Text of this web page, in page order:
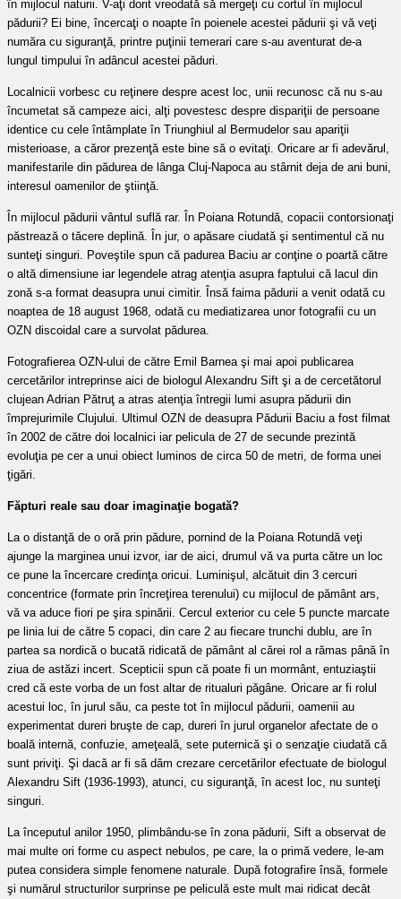
în mijlocul naturii. V-aţi dorit vreodată să mergeţi cu cortul în mijlocul
pădurii? Ei bine, încercaţi o noapte în poienele acestei pădurii şi vă veţi
număra cu siguranţă, printre puţinii temerari care s-au aventurat de-a
lungul timpului în adâncul acestei păduri.
Localnicii vorbesc cu reţinere despre acest loc, unii recunosc că nu s-au
încumetat să campeze aici, alţi povestesc despre dispariţii de persoane
identice cu cele întâmplate în Triunghiul al Bermudelor sau apariţii
misterioase, a căror prezenţă este bine să o evitaţi. Oricare ar fi adevărul,
manifestarile din pădurea de lânga Cluj-Napoca au stârnit deja de ani buni,
interesul oamenilor de ştiinţă.
În mijlocul pădurii vântul suflă rar. În Poiana Rotundă, copacii contorsionaţi
păstrează o tăcere deplină. În jur, o apăsare ciudată şi sentimentul că nu
sunteţi singuri. Poveştile spun că padurea Baciu ar conţine o poartă către
o altă dimensiune iar legendele atrag atenţia asupra faptului că lacul din
zonă s-a format deasupra unui cimitir. Însă faima pădurii a venit odată cu
noaptea de 18 august 1968, odată cu mediatizarea unor fotografii cu un
OZN discoidal care a survolat pădurea.
Fotografierea OZN-ului de către Emil Barnea şi mai apoi publicarea
cercetărilor intreprinse aici de biologul Alexandru Sift şi a de cercetătorul
clujean Adrian Pătruţ a atras atenţia întregii lumi asupra pădurii din
împrejurimile Clujului. Ultimul OZN de deasupra Pădurii Baciu a fost filmat
în 2002 de către doi localnici iar pelicula de 27 de secunde prezintă
evoluţia pe cer a unui obiect luminos de circa 50 de metri, de forma unei
ţigări.
Făpturi reale sau doar imaginaţie bogată­?
La o distanţă de o oră prin pădure, pornind de la Poiana Rotundă veţi
ajunge la marginea unui izvor, iar de aici, drumul vă va purta către un loc
ce pune la încercare credinţa oricui. Luminişul, alcătuit din 3 cercuri
concentrice (formate prin încreţirea terenului) cu mijlocul de pământ ars,
vă va aduce fiori pe şira spinării. Cercul exterior cu cele 5 puncte marcate
pe linia lui de către 5 copaci, din care 2 au fiecare trunchi dublu, are în
partea sa nordică o bucată ridicată de pământ al cărei rol a rămas până în
ziua de astăzi incert. Scepticii spun că poate fi un mormânt, entuziaştii
cred că este vorba de un fost altar de ritualuri păgâne. Oricare ar fi rolul
acestui loc, în jurul său, ca peste tot în mijlocul pădurii, oamenii au
experimentat dureri bruşte de cap, dureri în jurul organelor afectate de o
boală internă, confuzie, ameţeală, sete puternică şi o senzaţie ciudată că
sunt priviţi. Şi dacă ar fi să dăm crezare cercetărilor efectuate de biologul
Alexandru Sift (1936-1993), atunci, cu siguranţă, în acest loc, nu sunteţi
singuri.
La începutul anilor 1950, plimbându-se în zona pădurii, Sift a observat de
mai multe ori forme cu aspect nebulos, pe care, la o primă vedere, le-am
putea considera simple fenomene naturale. După fotografire însă, formele
şi numărul structurilor surprinse pe peliculă este mult mai ridicat decât